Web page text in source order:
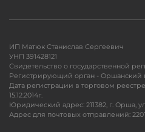
ИП Матюк Станислав Сергеевич
УНП 391428121
Свидетельство о государственной
Регистрирующий орган - Оршанский
Дата регистрации в торговом
15.12.2014г.
Юридический адрес: 211382, г. Орша,
Адрес для почтовых отправлений: